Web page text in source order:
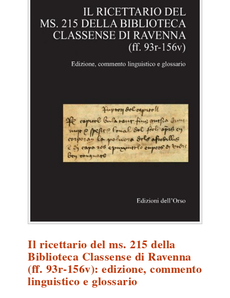
Il ricettario del ms. 215 della
Biblioteca Classense di Ravenna
(ff. 93r-156v): edizione, commento
linguistico e glossario